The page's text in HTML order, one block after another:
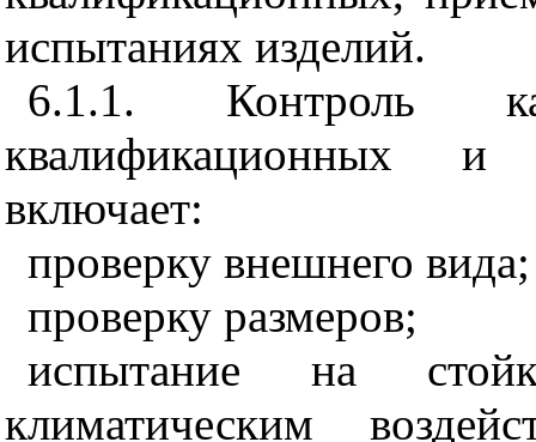
испытаниях изделий.
6.1.1. Контроль
квалификационных и
включает:
проверку внешнего вида;
проверку размеров;
испытание на
климатическим